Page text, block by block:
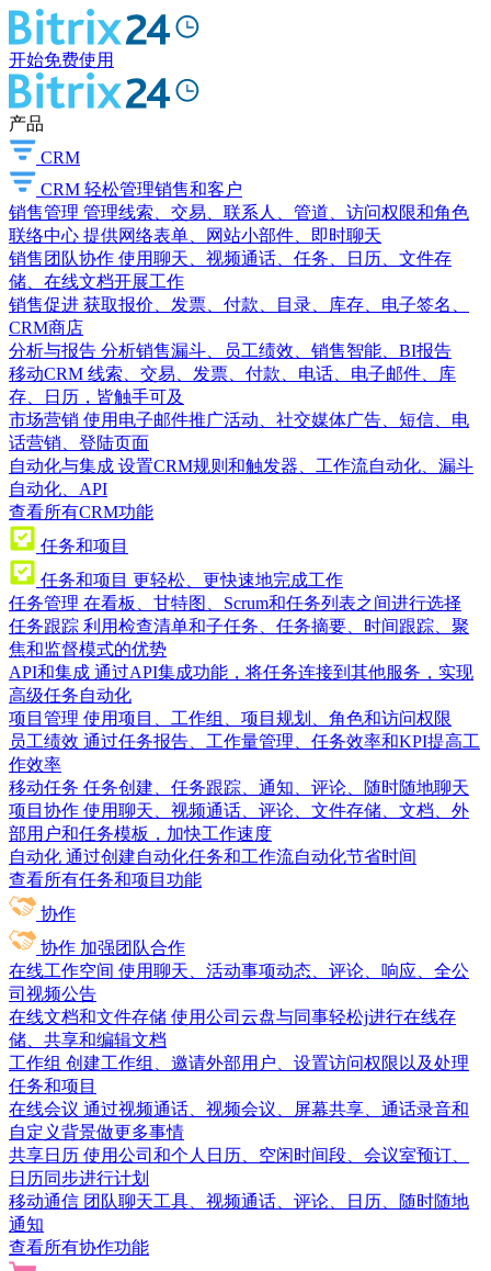
开始免费使用
产品
CRM
CRM 轻松管理销售和客户
销售管理 管理线索、交易、联系人、管道、访问权限和角色
联络中心 提供网络表单、网站小部件、即时聊天
销售团队协作 使用聊天、视频通话、任务、日历、文件存
储、在线文档开展工作
销售促进 获取报价、发票、付款、目录、库存、电子签名、
CRM商店
分析与报告 分析销售漏斗、员工绩效、销售智能、BI报告
移动CRM 线索、交易、发票、付款、电话、电子邮件、库
存、日历，皆触手可及
市场营销 使用电子邮件推广活动、社交媒体广告、短信、电
话营销、登陆页面
自动化与集成 设置CRM规则和触发器、工作流自动化、漏斗
自动化、API
查看所有CRM功能
任务和项目
任务和项目 更轻松、更快速地完成工作
任务管理 在看板、甘特图、Scrum和任务列表之间进行选择
任务跟踪 利用检查清单和子任务、任务摘要、时间跟踪、聚
焦和监督模式的优势
API和集成 通过API集成功能，将任务连接到其他服务，实现
高级任务自动化
项目管理 使用项目、工作组、项目规划、角色和访问权限
员工绩效 通过任务报告、工作量管理、任务效率和KPI提高工
作效率
移动任务 任务创建、任务跟踪、通知、评论、随时随地聊天
项目协作 使用聊天、视频通话、评论、文件存储、文档、外
部用户和任务模板，加快工作速度
自动化 通过创建自动化任务和工作流自动化节省时间
查看所有任务和项目功能
协作
协作 加强团队合作
在线工作空间 使用聊天、活动事项动态、评论、响应、全公
司视频公告
在线文档和文件存储 使用公司云盘与同事轻松j进行在线存
储、共享和编辑文档
工作组 创建工作组、邀请外部用户、设置访问权限以及处理
任务和项目
在线会议 通过视频通话、视频会议、屏幕共享、通话录音和
自定义背景做更多事情
共享日历 使用公司和个人日历、空闲时间段、会议室预订、
日历同步进行计划
移动通信 团队聊天工具、视频通话、评论、日历、随时随地
通知
查看所有协作功能